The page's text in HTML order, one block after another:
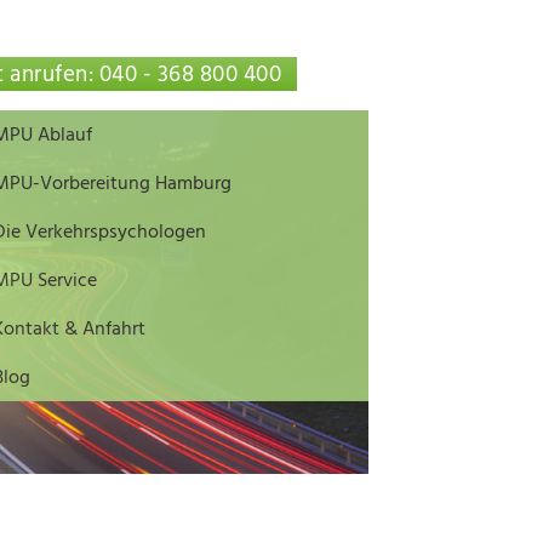
Ablauf
Vorbereitung Hamburg
Verkehrspsychologen
Service
& Anfahrt
040 - 368 800 400